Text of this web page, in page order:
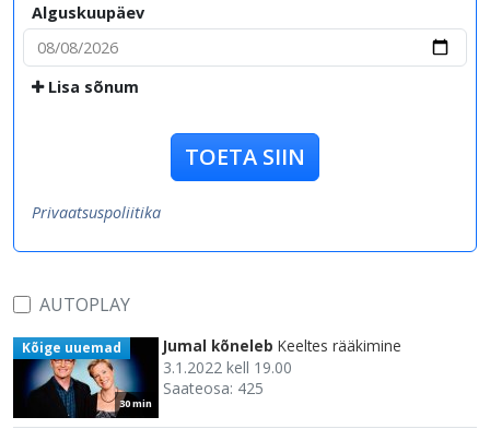
Alguskuupäev
Lisa sõnum
TOETA SIIN
Privaatsuspoliitika
AUTOPLAY
30 min
Kõige uuemad Jumal kõneleb Keeltes rääkimine
3.1.2022 kell 19.00
Saateosa: 425